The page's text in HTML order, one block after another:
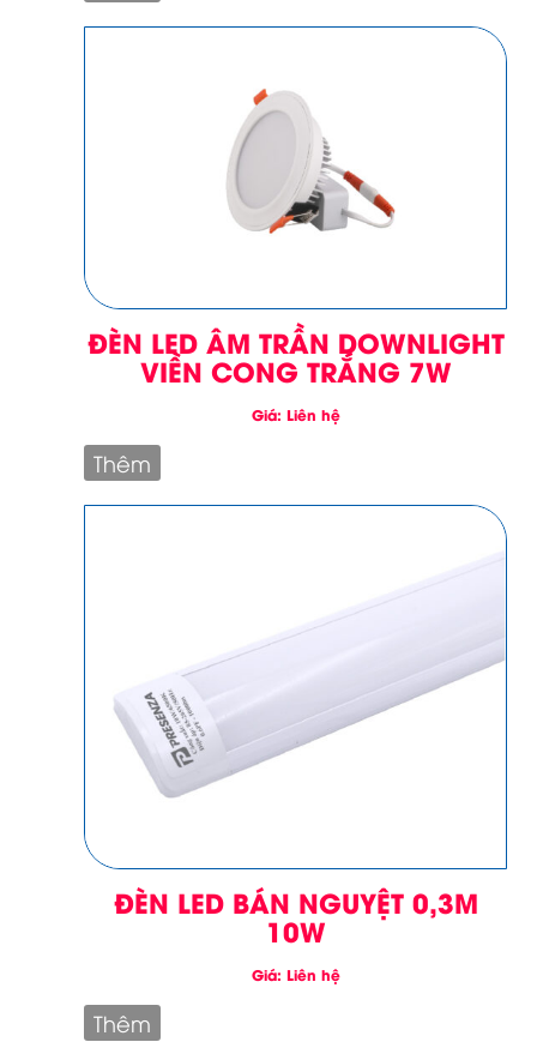
ĐÈN LED ÂM TRẦN DOWNLIGHT
VIỀN CONG TRẮNG 7W
Giá: Liên hệ
Thêm
ĐÈN LED BÁN NGUYỆT 0,3M
10W
Giá: Liên hệ
Thêm